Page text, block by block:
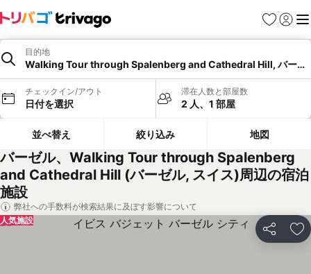
お気に入り
ログイ
メ
目的地
Walking Tour through Spalenberg and Cathedral Hill, バーゼ
チェックイン/アウト
日付を選択
滞在人数と部屋数
2 人、1 部屋
並べ替え 絞り込み 地図
バーゼル、Walking Tour through Spalenberg
and Cathedral Hill (バーゼル, スイス)周辺の宿泊
施設
弊社への手数料が検索結果に及ぼす影響について
シェア お
人気施設